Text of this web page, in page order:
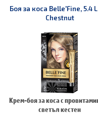
Боя за коса Belle'Fine, 5.4
Chestnut
Крем-боя за коса с
светъл кестен